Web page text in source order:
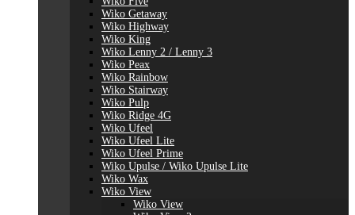
Wiko Getaway
Wiko Highway
Wiko King
Wiko Lenny 2 / Lenny 3
Wiko Peax
Wiko Rainbow
Wiko Stairway
Wiko Pulp
Wiko Ridge 4G
Wiko Ufeel
Wiko Ufeel Lite
Wiko Ufeel Prime
Wiko Upulse / Wiko Upulse Lite
Wiko Wax
Wiko View
Wiko View